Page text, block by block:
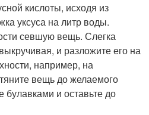
кислоты, исходя из
уксуса на литр воды.
севшую вещь. Слегка
и разложите его на
например, на
вещь до желаемого
булавками и оставьте до